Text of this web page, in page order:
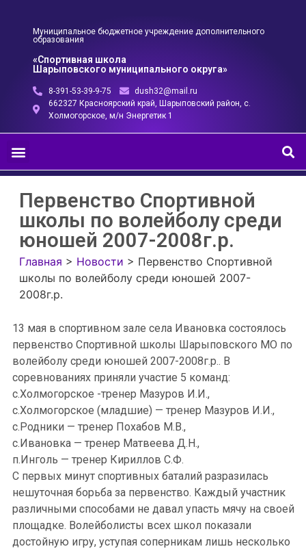
Муниципальное бюджетное учреждение дополнительного
образования
«Спортивная школа
Шарыповского муниципального округа»
8-391-53-39-9-75
dush32@mail.ru
662327 Красноярский край, Шарыповский район, с.
Холмогорское, м/н Энергетик 1
Первенство Спортивной
школы по волейболу среди
юношей 2007-2008г.р.
Главная > Новости > Первенство Спортивной
школы по волейболу среди юношей 2007-
2008г.р.
13 мая в спортивном зале села Ивановка состоялось
первенство Спортивной школы Шарыповского МО по
волейболу среди юношей 2007-2008г.р.. В
соревнованиях приняли участие 5 команд:
с.Холмогорское -тренер Мазуров И.И.,
с.Холмогорское (младшие) — тренер Мазуров И.И.,
с.Родники — тренер Похабов М.В.,
с.Ивановка — тренер Матвеева Д.Н.,
п.Инголь — тренер Кириллов С.Ф.
С первых минут спортивных баталий разразилась
нешуточная борьба за первенство. Каждый участник
различными способами не давал упасть мячу на своей
площадке. Волейболисты всех школ показали
достойную игру, уступая соперникам лишь несколько